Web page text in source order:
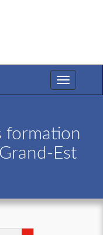
Toggle
navigation
formation
Est